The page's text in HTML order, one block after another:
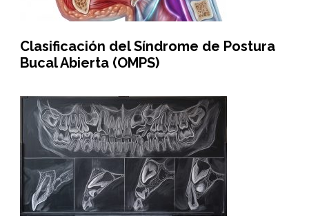
Clasificación del Síndrome de Postura
Bucal Abierta (OMPS)